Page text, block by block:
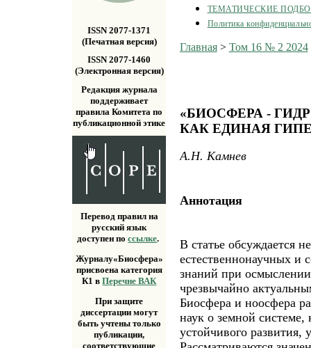
ISSN 2077-1371
(Печатная версия)
ISSN 2077-1460
(Электронная версия)
Редакция журнала
поддерживает
правила Комитета по
публикационной этике
Перевод правил на
русский язык
доступен поссылке.
Журналу«Биосфера»
присвоена категория
К1 вПеречне ВАК
При защите
диссертации могут
быть учтены только
публикации,
соответствующие
ТЕМАТИЧЕСКИЕ
Политика
Главная> Том 16 № 2 2024
«БИОСФЕРА -
КАК ЕДИНАЯ
А.Н. Камнев
Аннотация
В статье обсуждается
естественнонаучных и
знаний при
чрезвычайно
Биосфера и ноосфера
наук о земной системе,
устойчивого развития,